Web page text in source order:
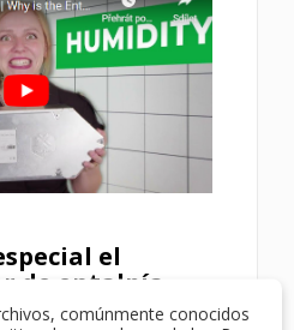
el
de entalpía
comúnmente conocidos